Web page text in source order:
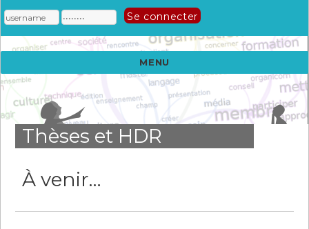
MENU
Thèses et HDR
À venir…